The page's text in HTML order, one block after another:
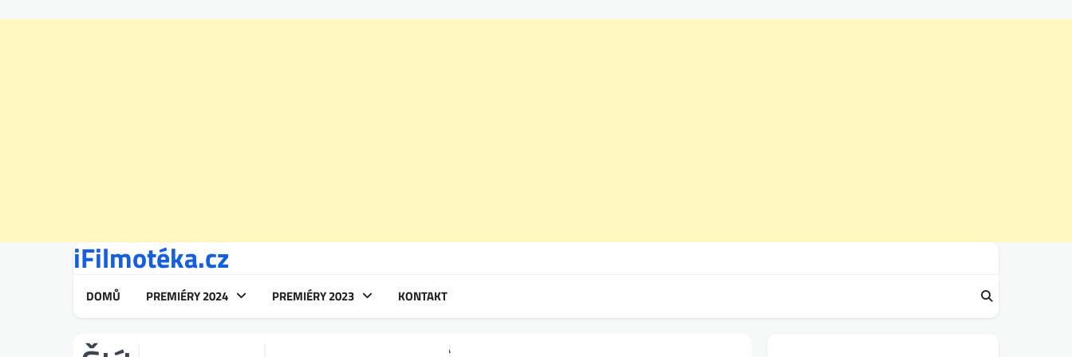
iFilmotéka.cz
DOMŮ PREMIÉRY 2024 PREMIÉRY 2023 KONTAKT